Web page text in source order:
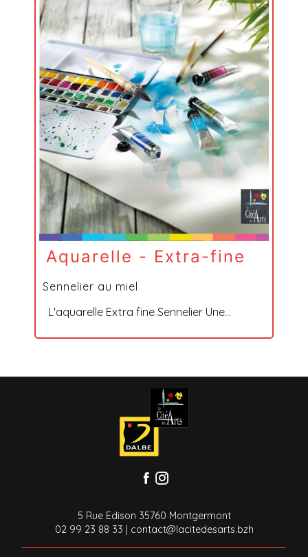
Aquarelle - Extra-fine
Sennelier au miel
L'aquarelle Extra fine Sennelier Une...
5 Rue Edison 35760 Montgermont
02 99 23 88 33 | contact@lacitedesarts.bzh